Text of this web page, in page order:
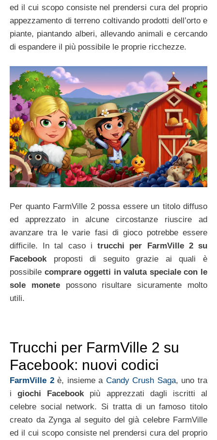
ed il cui scopo consiste nel prendersi cura del proprio
appezzamento di terreno coltivando prodotti dell’orto e
piante, piantando alberi, allevando animali e cercando
di espandere il più possibile le proprie ricchezze.
Per quanto FarmVille 2 possa essere un titolo diffuso
ed apprezzato in alcune circostanze riuscire ad
avanzare tra le varie fasi di gioco potrebbe essere
difficile. In tal caso itrucchi per FarmVille 2 su
Facebook proposti di seguito grazie ai quali è
possibile comprare oggetti in valuta speciale con le
sole monetepossono risultare sicuramente molto
utili.
Trucchi per FarmVille 2 su
Facebook: nuovi codici
FarmVille 2è, insieme a Candy Crush Saga, uno tra
igiochi Facebook più apprezzati dagli iscritti al
celebre social network. Si tratta di un famoso titolo
creato da Zynga al seguito del già celebre FarmVille
ed il cui scopo consiste nel prendersi cura del proprio